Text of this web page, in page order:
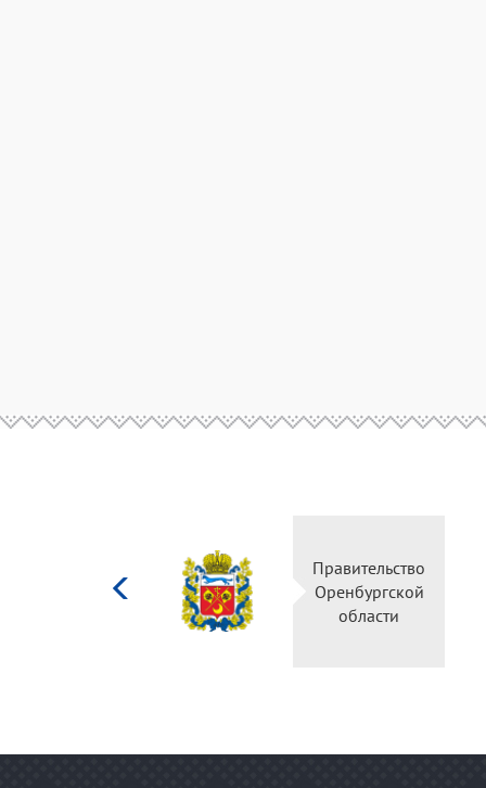
Правительство
Оренбургской
области